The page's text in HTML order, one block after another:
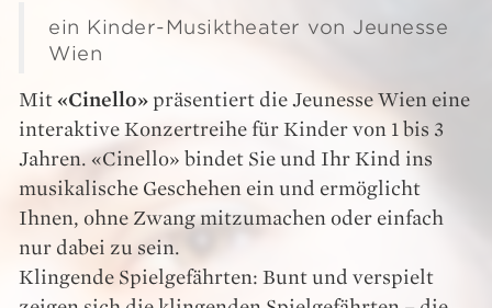
ein Kinder-Musiktheater von Jeunesse
Wien
Mit «Cinello» präsentiert die Jeunesse Wien eine
interaktive Konzertreihe für Kinder von 1 bis 3
Jahren. «Cinello» bindet Sie und Ihr Kind ins
musikalische Geschehen ein und ermöglicht
Ihnen, ohne Zwang mitzumachen oder einfach
nur dabei zu sein.
Klingende Spielgefährten: Bunt und verspielt